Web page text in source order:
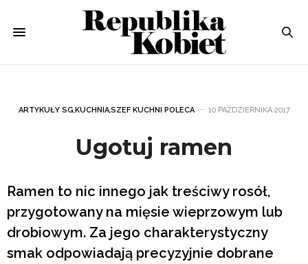
ARTYKUŁY SG,KUCHNIA,SZEF KUCHNI POLECA 10 PAŹDZIERNIKA 2017
Ugotuj ramen
Ramen to nic innego jak treściwy rosół,
przygotowany na mięsie wieprzowym lub
drobiowym. Za jego charakterystyczny
smak odpowiadają precyzyjnie dobrane